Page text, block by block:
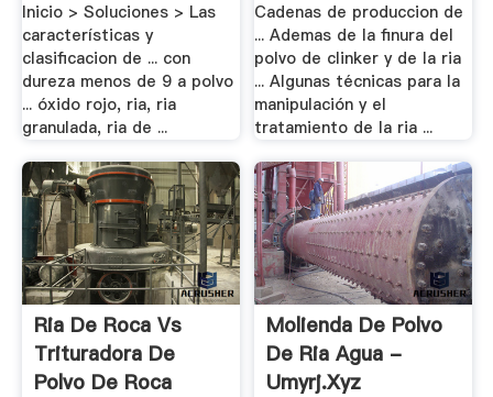
Inicio > Soluciones > Las
características y
clasificacion de ... con
dureza menos de 9 a polvo
... óxido rojo, ria, ria
granulada, ria de ...
Cadenas de produccion de
... Ademas de la finura del
polvo de clinker y de la ria
... Algunas técnicas para la
manipulación y el
tratamiento de la ria ...
Ria De Roca Vs
Trituradora De
Polvo De Roca
Molienda De Polvo
De Ria Agua -
Umyrj.xyz